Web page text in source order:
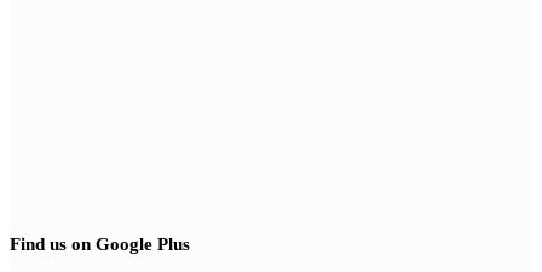
Find us on Google Plus